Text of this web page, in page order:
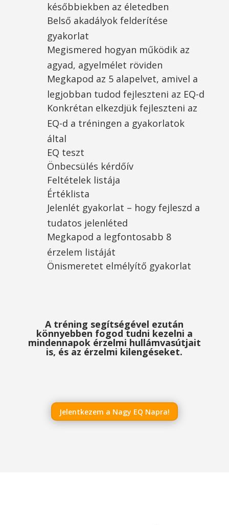
későbbiekben az életedben
Belső akadályok felderítése
gyakorlat
Megismered hogyan működik az
agyad, agyelmélet röviden
Megkapod az 5 alapelvet, amivel a
legjobban tudod fejleszteni az EQ-d
Konkrétan elkezdjük fejleszteni az
EQ-d a tréningen a gyakorlatok
által
EQ teszt
Önbecsülés kérdőív
Feltételek listája
Értéklista
Jelenlét gyakorlat – hogy fejleszd a
tudatos jelenléted
Megkapod a legfontosabb 8
érzelem listáját
Önismeretet elmélyítő gyakorlat
A tréning segítségével ezután
könnyebben fogod tudni kezelni a
mindennapok érzelmi hullámvasútjait
is, és az érzelmi kilengéseket.
Jelentkezem a Nagy EQ Napra!